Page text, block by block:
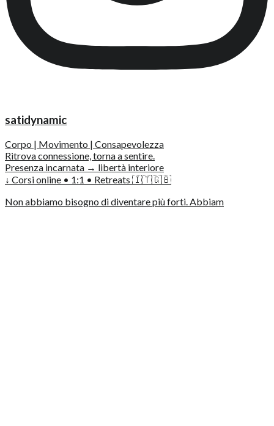
satidynamic
Corpo | Movimento | Consapevolezza
Ritrova connessione, torna a sentire.
Presenza incarnata → libertà interiore
↓ Corsi online • 1:1 • Retreats 🇮🇹🇬🇧
Non abbiamo bisogno di diventare più forti. Abbiam